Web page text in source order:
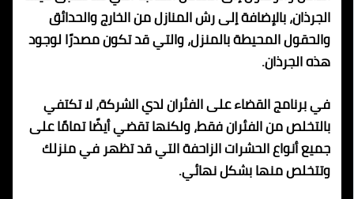
الجرذان، بالإضافة إلى رش المنازل من الخارج والحدائق
والحقول المحيطة بالمنزل، والتي قد تكون مصدرًا لوجود
هذه الجرذان.
في برنامج القضاء على الفئران لدي الشركة، لا تكتفي
بالتخلص من الفئران فقط، ولكنها تقضي أيضًا تمامًا على
جميع أنواع الحشرات الزاحفة التي قد تظهر في منزلك
وتتخلص منها بشكل نهائي.